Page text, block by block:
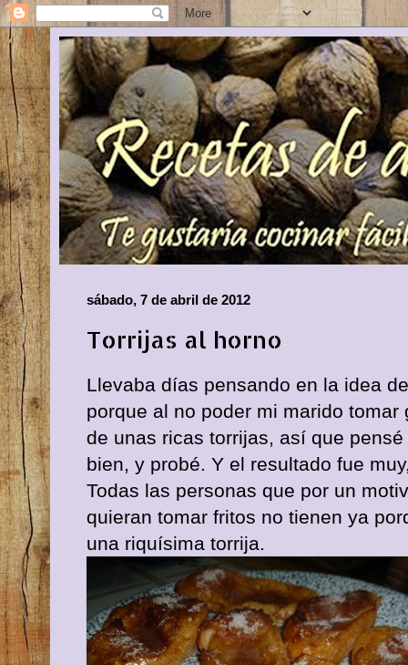
sábado, 7 de abril de 2012
Torrijas al horno
Llevaba días pensando en la idea
porque al no poder mi marido
de unas ricas torrijas, así que
bien, y probé. Y el resultado fue
Todas las personas que por un
quieran tomar fritos no tienen ya
una riquísima torrija.